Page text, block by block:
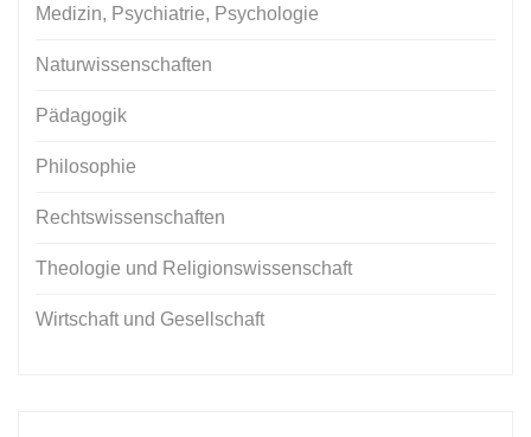
Medizin, Psychiatrie, Psychologie
Naturwissenschaften
Pädagogik
Philosophie
Rechtswissenschaften
Theologie und Religionswissenschaft
Wirtschaft und Gesellschaft